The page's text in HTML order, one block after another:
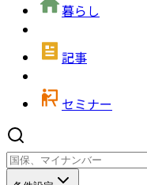
暮らし
記事
セミナー